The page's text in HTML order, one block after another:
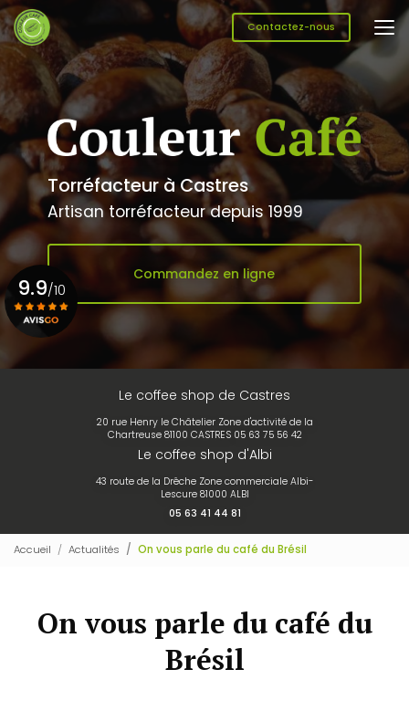
Aller
au
contenu
principal
Contactez-nous
Torréfacteur à Castres
Artisan torréfacteur depuis 1999
Commandez en ligne
Le coffee shop de Castres
20 rue Henry le Châtelier Zone d'activité de la
Chartreuse 81100 CASTRES 05 63 75 56 42
Le coffee shop d'Albi
43 route de la Drêche Zone commerciale Albi-
Lescure 81000 ALBI
05 63 41 44 81
9.9/10
Accueil Actualités On vous parle du café du Brésil
On vous parle du café du
Brésil